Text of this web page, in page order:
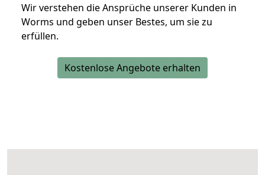
Wir verstehen die Ansprüche unserer Kunden in
Worms und geben unser Bestes, um sie zu
erfüllen.
Kostenlose Angebote erhalten